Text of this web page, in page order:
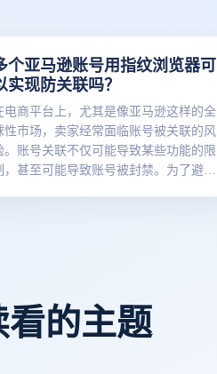
个亚马逊账号用指纹浏览器可
实现防关联吗？
电商平台上，尤其是像亚马逊这样的全
性市场，卖家经常面临账号被关联的风
。账号关联不仅可能导致某些功能的限
，甚至可能导致账号被封禁。为了避免
的主题